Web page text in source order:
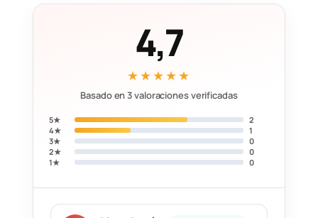
4,7
★★★★★
Basado en 3 valoraciones verificadas
5★
2
4★
1
3★
0
2★
0
1★
0